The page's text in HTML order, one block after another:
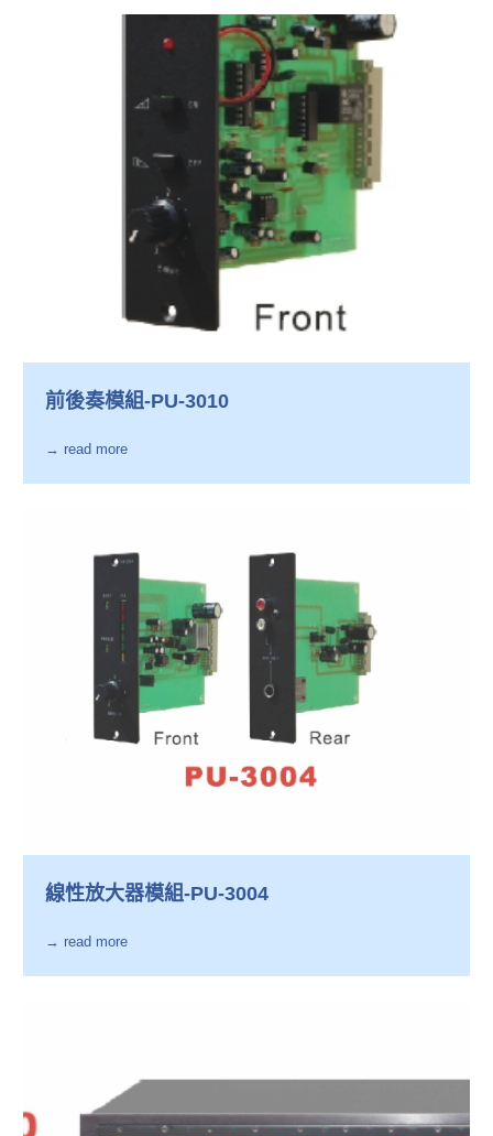
前後奏模組-PU-3010
→ read more
線性放大器模組-PU-3004
→ read more